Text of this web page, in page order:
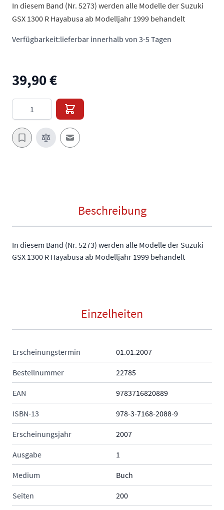
In diesem Band (Nr. 5273) werden alle Modelle der Suzuki
GSX 1300 R Hayabusa ab Modelljahr 1999 behandelt
Verfügbarkeit:lieferbar innerhalb von 3-5 Tagen
39,90 €
E-Mail an einen Freund
Beschreibung
In diesem Band (Nr. 5273) werden alle Modelle der Suzuki
GSX 1300 R Hayabusa ab Modelljahr 1999 behandelt
Einzelheiten
Erscheinungstermin 01.01.2007
Bestellnummer 22785
EAN 9783716820889
ISBN-13 978-3-7168-2088-9
Erscheinungsjahr 2007
Ausgabe 1
Medium Buch
Seiten 200